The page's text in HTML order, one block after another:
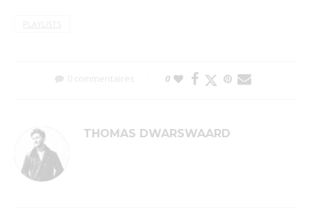
PLAYLISTS
0 commentaires 0
THOMAS DWARSWAARD